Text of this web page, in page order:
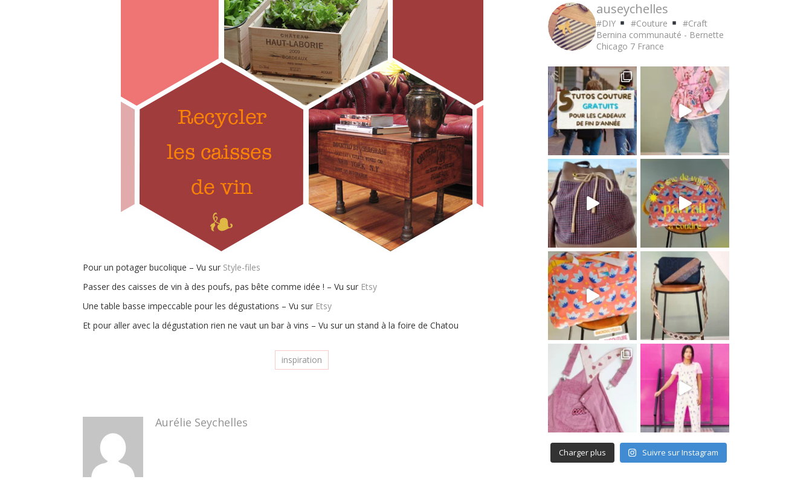
Pour un potager bucolique – Vu sur Style-files
Passer des caisses de vin à des poufs, pas bête comme idée ! – Vu sur Etsy
Une table basse impeccable pour les dégustations – Vu sur Etsy
Et pour aller avec la dégustation rien ne vaut un bar à vins – Vu sur un stand à la foire de Chatou
inspiration
Aurélie Seychelles
auseychelles
#DIY #Couture
#Craft
Bernina communauté - Bernette
Chicago 7France
Charger plus Suivre sur Instagram